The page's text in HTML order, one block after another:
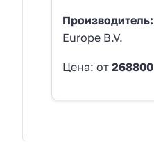
Производитель:
Europe B.V.
Цена: от 268800